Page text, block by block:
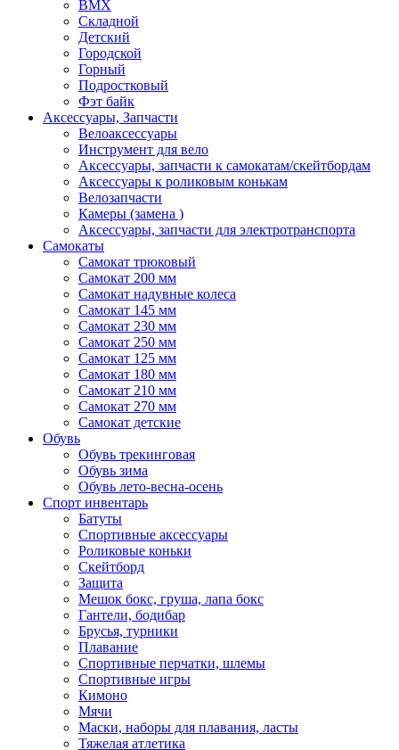
BMX
Складной
Детский
Городской
Горный
Подростковый
Фэт байк
Аксессуары, Запчасти
Велоаксессуары
Инструмент для вело
Аксессуары, запчасти к самокатам/скейтбордам
Аксессуары к роликовым конькам
Велозапчасти
Камеры (замена )
Аксессуары, запчасти для электротранспорта
Самокаты
Самокат трюковый
Самокат 200 мм
Самокат надувные колеса
Самокат 145 мм
Самокат 230 мм
Самокат 250 мм
Самокат 125 мм
Самокат 180 мм
Самокат 210 мм
Самокат 270 мм
Самокат детские
Обувь
Обувь трекинговая
Обувь зима
Обувь лето-весна-осень
Спорт инвентарь
Батуты
Спортивные аксессуары
Роликовые коньки
Скейтборд
Защита
Мешок бокс, груша, лапа бокс
Гантели, бодибар
Брусья, турники
Плавание
Спортивные перчатки, шлемы
Спортивные игры
Кимоно
Мячи
Маски, наборы для плавания, ласты
Тяжелая атлетика